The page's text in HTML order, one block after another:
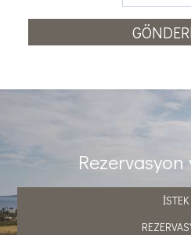
Rezervasyon
İSTEK